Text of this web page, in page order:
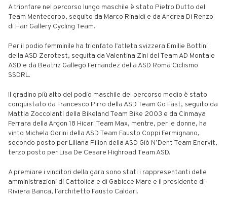
A trionfare nel percorso lungo maschile è stato Pietro Dutto del
Team Mentecorpo, seguito da Marco Rinaldi e da Andrea Di Renzo
di Hair Gallery Cycling Team.
Per il podio femminile ha trionfato l’atleta svizzera Emilie Bottini
della ASD Zerotest, seguita da Valentina Zini del Team AD Montale
ASD e da Beatriz Gallego Fernandez della ASD Roma Ciclismo
SSDRL.
Il gradino più alto del podio maschile del percorso medio è stato
conquistato da Francesco Pirro della ASD Team Go Fast, seguito da
Mattia Zoccolanti della Bikeland Team Bike 2003 e da Cinmaya
Ferrara della Argon 18 Hicari Team Max, mentre, per le donne, ha
vinto Michela Gorini della ASD Team Fausto Coppi Fermignano,
secondo posto per Liliana Pillon della ASD Giò N’Dent Team Enervit,
terzo posto per Lisa De Cesare Highroad Team ASD.
A premiare i vincitori della gara sono stati i rappresentanti delle
amministrazioni di Cattolica e di Gabicce Mare e il presidente di
Riviera Banca, l’architetto Fausto Caldari.